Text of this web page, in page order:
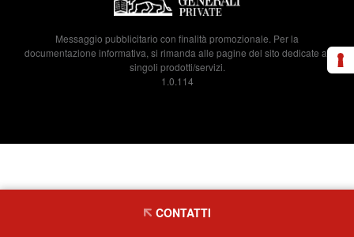
Messaggio pubblicitario con finalità promozionale. Per la
documentazione informativa, si rimanda alle pagine del sito dedicate ai
singoli prodotti/servizi.
1.0.114
CONTATTI